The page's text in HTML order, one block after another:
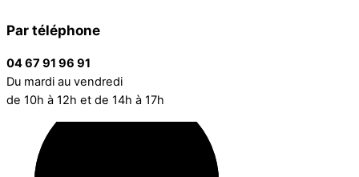
Par téléphone
04 67 91 96 91
Du mardi au vendredi
de 10h à 12h et de 14h à 17h